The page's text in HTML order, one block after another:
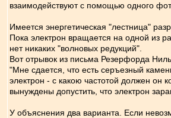
взаимодействуют с помощью одного
Имеется энергетическая "лестница"
Пока электрон вращается на одной из
нет никаких "волновых редукций".
Вот отрывок из письма Резерфорда
"Мне сдается, что есть серъезный
электрон - с какою частотой должен он
вынуждены допустить, что электрон
У объяснения два варианта. Если